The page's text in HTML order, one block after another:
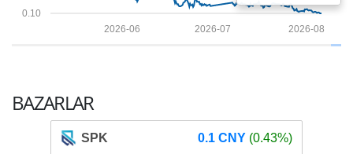
0.10
2026-08
2026-07
2026-06
BAZARLAR
SPK 0.1 CNY (0.43%)